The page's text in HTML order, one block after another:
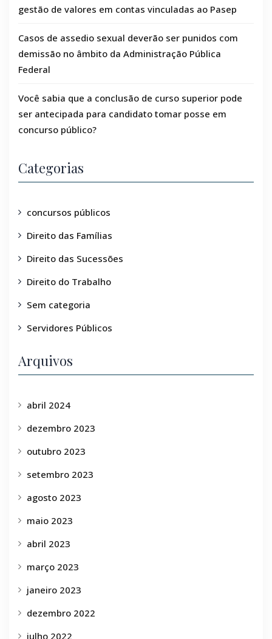
gestão de valores em contas vinculadas ao Pasep
Casos de assedio sexual deverão ser punidos com
demissão no âmbito da Administração Pública
Federal
Você sabia que a conclusão de curso superior pode
ser antecipada para candidato tomar posse em
concurso público?
Categorias
concursos públicos
Direito das Famílias
Direito das Sucessões
Direito do Trabalho
Sem categoria
Servidores Públicos
Arquivos
abril 2024
dezembro 2023
outubro 2023
setembro 2023
agosto 2023
maio 2023
abril 2023
março 2023
janeiro 2023
dezembro 2022
julho 2022